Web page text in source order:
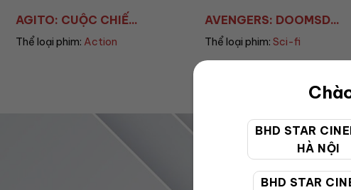
BHD STAR
HÀ NỘI
BHD STAR
AVENGERS: DOOMSD...
Thể loại phim:Sci-fi
TRẠI GIAM HẠNH PHÚC
Thể loại phim:Drama